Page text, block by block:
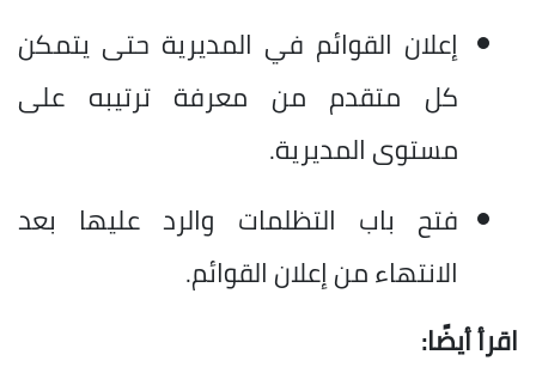
إعلان القوائم في المديرية حتى يتمكن
كل متقدم من معرفة ترتيبه على
مستوى المديرية.
فتح باب التظلمات والرد عليها بعد
الانتهاء من إعلان القوائم.
اقرأ أيضًا: